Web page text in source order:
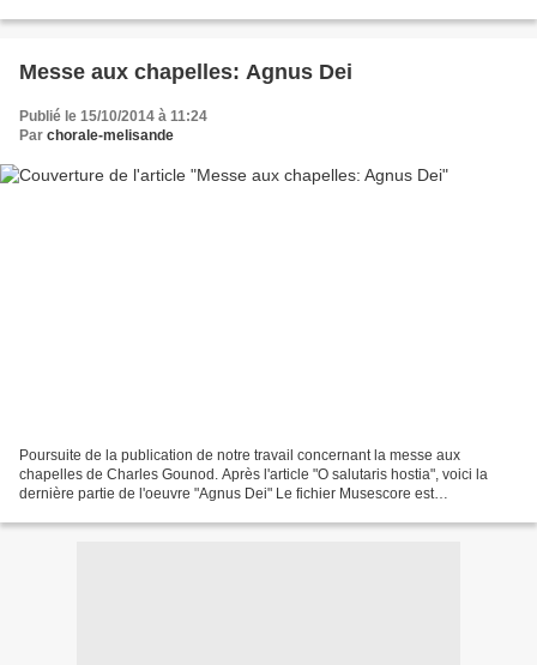
Messe aux chapelles: Agnus Dei
Publié le 15/10/2014 à 11:24
Par chorale-melisande
Poursuite de la publication de notre travail concernant la messe aux
chapelles de Charles Gounod. Après l'article "O salutaris hostia", voici la
dernière partie de l'oeuvre "Agnus Dei" Le fichier Musescore est